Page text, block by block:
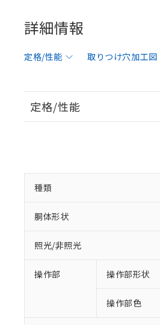
詳細情報
定格/性能 取りつけ穴加工図
定格/性能
種類
胴体形状
照光/非照光
操作部 操作部形状
操作部色